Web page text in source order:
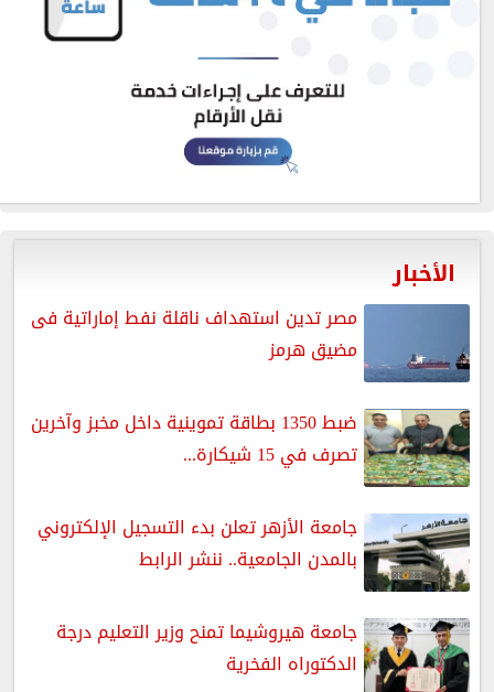
الأخبار
مصر تدين استهداف ناقلة نفط إماراتية فى
مضيق هرمز
ضبط 1350 بطاقة تموينية داخل مخبز وآخرين
تصرف في 15 شيكارة...
جامعة الأزهر تعلن بدء التسجيل الإلكتروني
بالمدن الجامعية.. ننشر الرابط
جامعة هيروشيما تمنح وزير التعليم درجة
الدكتوراه الفخرية